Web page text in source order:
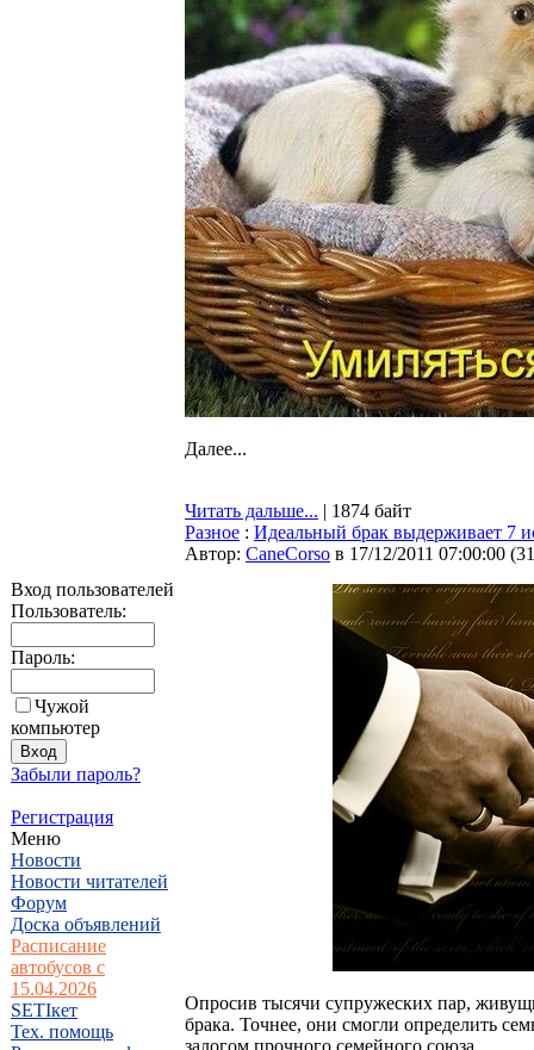
Вход пользователей
Пользователь:
Пароль:
Чужой
компьютер
Забыли пароль?
Регистрация
Меню
Новости
Новости читателей
Форум
Доска объявлений
Расписание
автобусов с
15.04.2026
SETIкет
Тех. помощь
Далее...
Читать дальше... | 1874 байт
Разное : Идеальный брак выдерживает 7
Автор: CaneCorso в 17/12/2011 07:00:00 (
Опросив тысячи супружеских пар,
брака. Точнее, они смогли определить
залогом прочного семейного союза.